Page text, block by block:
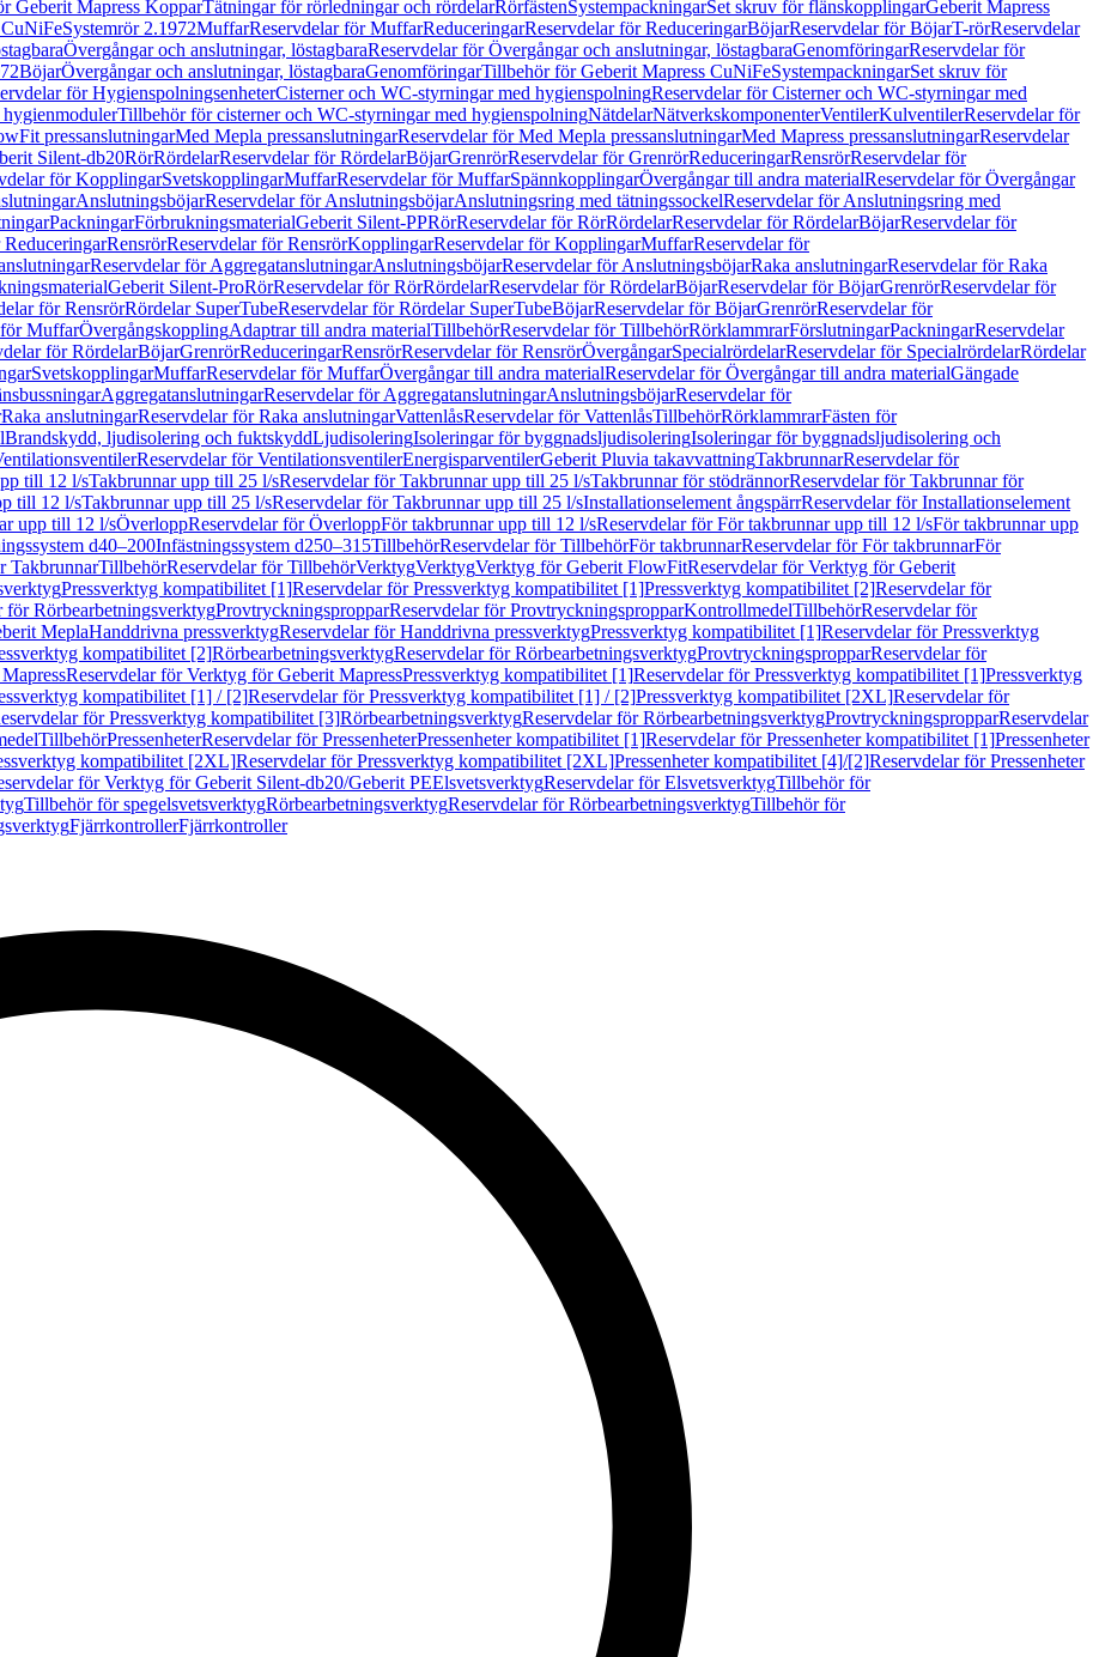
Geberit Mapress KopparTätningar för rörledningar och rördelarRörfästenSystempackningarSet skruv för flänskopplingarGeberit Mapress
Systemrör 2.1972MuffarReservdelar för MuffarReduceringarReservdelar för ReduceringarBöjarReservdelar för BöjarT-rörReservdelar
Övergångar och anslutningar, löstagbaraReservdelar för Övergångar och anslutningar, löstagbaraGenomföringarReservdelar för
BöjarÖvergångar och anslutningar, löstagbaraGenomföringarTillbehör för Geberit Mapress CuNiFeSystempackningarSet skruv för
för HygienspolningsenheterCisterner och WC-styrningar med hygienspolningReservdelar för Cisterner och WC-styrningar med
Tillbehör för cisterner och WC-styrningar med hygienspolningNätdelarNätverkskomponenterVentilerKulventilerReservdelar för
pressanslutningarMed Mepla pressanslutningarReservdelar för Med Mepla pressanslutningarMed Mapress pressanslutningarReservdelar
Silent-db20RörRördelarReservdelar för RördelarBöjarGrenrörReservdelar för GrenrörReduceringarRensrörReservdelar för
för KopplingarSvetskopplingarMuffarReservdelar för MuffarSpännkopplingarÖvergångar till andra materialReservdelar för Övergångar
AnslutningsböjarReservdelar för AnslutningsböjarAnslutningsring med tätningssockelReservdelar för Anslutningsring med
PackningarFörbrukningsmaterialGeberit Silent-PPRörReservdelar för RörRördelarReservdelar för RördelarBöjarReservdelar för
RensrörReservdelar för RensrörKopplingarReservdelar för KopplingarMuffarReservdelar för
Reservdelar för AggregatanslutningarAnslutningsböjarReservdelar för AnslutningsböjarRaka anslutningarReservdelar för Raka
Geberit Silent-ProRörReservdelar för RörRördelarReservdelar för RördelarBöjarReservdelar för BöjarGrenrörReservdelar för
för RensrörRördelar SuperTubeReservdelar för Rördelar SuperTubeBöjarReservdelar för BöjarGrenrörReservdelar för
MuffarÖvergångskopplingAdaptrar till andra materialTillbehörReservdelar för TillbehörRörklammrarFörslutningarPackningarReservdelar
för RördelarBöjarGrenrörReduceringarRensrörReservdelar för RensrörÖvergångarSpecialrördelarReservdelar för SpecialrördelarRördelar
SvetskopplingarMuffarReservdelar för MuffarÖvergångar till andra materialReservdelar för Övergångar till andra materialGängade
AggregatanslutningarReservdelar för AggregatanslutningarAnslutningsböjarReservdelar för
Raka anslutningarReservdelar för Raka anslutningarVattenlåsReservdelar för VattenlåsTillbehörRörklammrarFästen för
Brandskydd, ljudisolering och fuktskyddLjudisoleringIsoleringar för byggnadsljudisoleringIsoleringar för byggnadsljudisolering och
Reservdelar för VentilationsventilerEnergisparventilerGeberit Pluvia takavvattningTakbrunnarReservdelar för
till 12 l/sTakbrunnar upp till 25 l/sReservdelar för Takbrunnar upp till 25 l/sTakbrunnar för stödrännorReservdelar för Takbrunnar för
till 12 l/sTakbrunnar upp till 25 l/sReservdelar för Takbrunnar upp till 25 l/sInstallationselement ångspärrReservdelar för Installationselement
upp till 12 l/sÖverloppReservdelar för ÖverloppFör takbrunnar upp till 12 l/sReservdelar för För takbrunnar upp till 12 l/sFör takbrunnar upp
d40–200Infästningssystem d250–315TillbehörReservdelar för TillbehörFör takbrunnarReservdelar för För takbrunnarFör
TakbrunnarTillbehörReservdelar för TillbehörVerktygVerktygVerktyg för Geberit FlowFitReservdelar för Verktyg för Geberit
Pressverktyg kompatibilitet [1]Reservdelar för Pressverktyg kompatibilitet [1]Pressverktyg kompatibilitet [2]Reservdelar för
för RörbearbetningsverktygProvtryckningspropparReservdelar för ProvtryckningspropparKontrollmedelTillbehörReservdelar för
MeplaHanddrivna pressverktygReservdelar för Handdrivna pressverktygPressverktyg kompatibilitet [1]Reservdelar för Pressverktyg
kompatibilitet [2]RörbearbetningsverktygReservdelar för RörbearbetningsverktygProvtryckningspropparReservdelar för
Reservdelar för Verktyg för Geberit MapressPressverktyg kompatibilitet [1]Reservdelar för Pressverktyg kompatibilitet [1]Pressverktyg
kompatibilitet [1] / [2]Reservdelar för Pressverktyg kompatibilitet [1] / [2]Pressverktyg kompatibilitet [2XL]Reservdelar för
för Pressverktyg kompatibilitet [3]RörbearbetningsverktygReservdelar för RörbearbetningsverktygProvtryckningspropparReservdelar
TillbehörPressenheterReservdelar för PressenheterPressenheter kompatibilitet [1]Reservdelar för Pressenheter kompatibilitet [1]Pressenheter
kompatibilitet [2XL]Reservdelar för Pressverktyg kompatibilitet [2XL]Pressenheter kompatibilitet [4]/[2]Reservdelar för Pressenheter
för Verktyg för Geberit Silent-db20/Geberit PEElsvetsverktygReservdelar för ElsvetsverktygTillbehör för
Tillbehör för spegelsvetsverktygRörbearbetningsverktygReservdelar för RörbearbetningsverktygTillbehör för
FjärrkontrollerFjärrkontroller